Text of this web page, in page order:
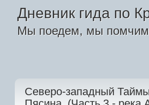
Дневник гида по
Мы поедем, мы
Северо-западный